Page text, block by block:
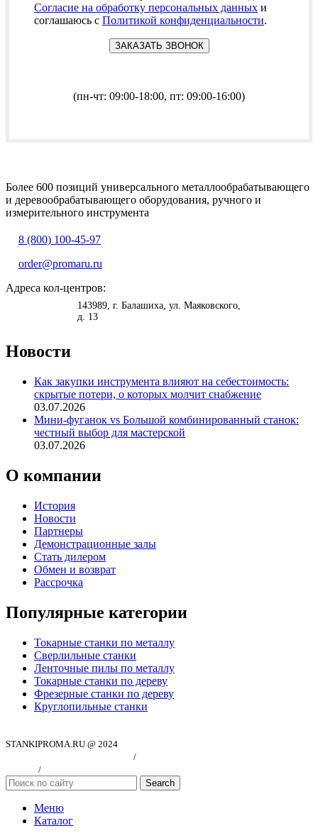
Согласие на обработку персональных данных и
соглашаюсь с Политикой конфиденциальности.
(пн-чт: 09:00-18:00, пт: 09:00-16:00)
Более 600 позиций универсального металлообрабатывающего
и деревообрабатывающего оборудования, ручного и
измерительного инструмента
8 (800) 100-45-97
order@promaru.ru
Адреса кол-центров:
143989 , г. Балашиха ул. Маяковского,
д. 13
Новости
Как закупки инструмента влияют на себестоимость:
скрытые потери, о которых молчит снабжение
03.07.2026
Мини-фуганок vs Большой комбинированный станок:
честный выбор для мастерской
03.07.2026
О компании
История
Новости
Партнеры
Демонстрационные залы
Стать дилером
Обмен и возврат
Рассрочка
Популярные категории
Токарные станки по металлу
Сверлильные станки
Ленточные пилы по металлу
Токарные станки по дереву
Фрезерные станки по дереву
Круглопильные станки
STANKIPROMA.RU @ 2024
/
/
Search
Меню
Каталог